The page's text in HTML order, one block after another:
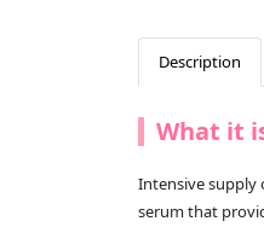
Description
What it
Intensive supply
serum that